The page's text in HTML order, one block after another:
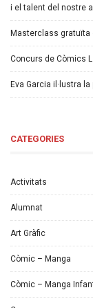
i el talent del nostre
Masterclass gratuïta
Concurs de Còmics
Eva Garcia il·lustra la
CATEGORIES
Activitats
Alumnat
Art Gràfic
Còmic – Manga
Còmic – Manga